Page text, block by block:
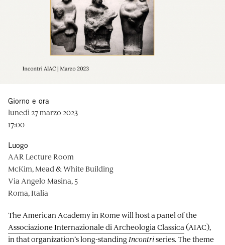
The American Academy in Rome will host a panel of the
Associazione Internazionale di Archeologia Classica (AIAC),
in that organization’s long-standing Incontriseries. The theme
Giorno e ora
lunedì 27 marzo 2023
17:00
Luogo
AAR Lecture Room
McKim, Mead & White Building
Via Angelo Masina, 5
Roma, Italia